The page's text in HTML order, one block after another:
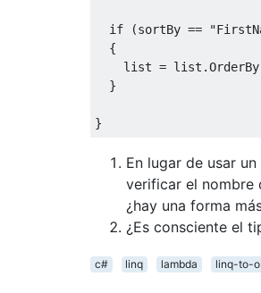
if (sortBy ==
{
list = list .OrderBy
}
}
En lugar de usar
verificar el nombre
¿hay una forma
¿Es consciente el
c# linq lambda
linq-to-